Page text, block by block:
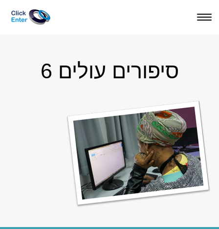
תפריט
סיפורים עולים 6